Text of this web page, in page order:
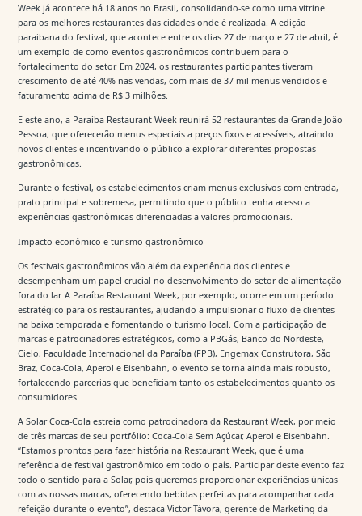
Week já acontece há 18 anos no Brasil, consolidando-se como uma vitrine
para os melhores restaurantes das cidades onde é realizada. A edição
paraibana do festival, que acontece entre os dias 27 de março e 27 de abril, é
um exemplo de como eventos gastronômicos contribuem para o
fortalecimento do setor. Em 2024, os restaurantes participantes tiveram
crescimento de até 40% nas vendas, com mais de 37 mil menus vendidos e
faturamento acima de R$ 3 milhões.
E este ano, a Paraíba Restaurant Week reunirá 52 restaurantes da Grande João
Pessoa, que oferecerão menus especiais a preços fixos e acessíveis, atraindo
novos clientes e incentivando o público a explorar diferentes propostas
gastronômicas.
Durante o festival, os estabelecimentos criam menus exclusivos com entrada,
prato principal e sobremesa, permitindo que o público tenha acesso a
experiências gastronômicas diferenciadas a valores promocionais.
Impacto econômico e turismo gastronômico
Os festivais gastronômicos vão além da experiência dos clientes e
desempenham um papel crucial no desenvolvimento do setor de alimentação
fora do lar. A Paraíba Restaurant Week, por exemplo, ocorre em um período
estratégico para os restaurantes, ajudando a impulsionar o fluxo de clientes
na baixa temporada e fomentando o turismo local. Com a participação de
marcas e patrocinadores estratégicos, como a PBGás, Banco do Nordeste,
Cielo, Faculdade Internacional da Paraíba (FPB), Engemax Construtora, São
Braz, Coca-Cola, Aperol e Eisenbahn, o evento se torna ainda mais robusto,
fortalecendo parcerias que beneficiam tanto os estabelecimentos quanto os
consumidores.
A Solar Coca-Cola estreia como patrocinadora da Restaurant Week, por meio
de três marcas de seu portfólio: Coca-Cola Sem Açúcar, Aperol e Eisenbahn.
“Estamos prontos para fazer história na Restaurant Week, que é uma
referência de festival gastronômico em todo o país. Participar deste evento faz
todo o sentido para a Solar, pois queremos proporcionar experiências únicas
com as nossas marcas, oferecendo bebidas perfeitas para acompanhar cada
refeição durante o evento”, destaca Victor Távora, gerente de Marketing da